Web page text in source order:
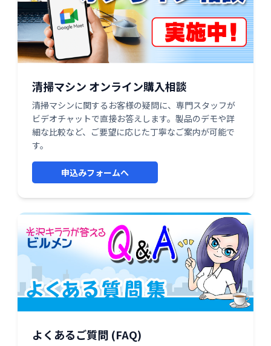
清掃マシン オンライン購入相談
清掃マシンに関するお客様の疑問に、専門スタッフが
ビデオチャットで直接お答えします。製品のデモや詳
細な比較など、ご要望に応じた丁寧なご案内が可能で
す。
申込みフォームへ
よくあるご質問 (FAQ)